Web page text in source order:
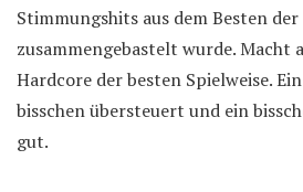
Stimmungshits aus dem Besten
zusammengebastelt wurde. Macht
Hardcore der besten Spielweise.
bisschen übersteuert und ein
gut.